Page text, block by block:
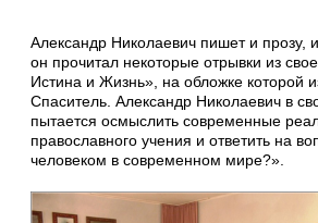
Александр Николаевич пишет и прозу,
он прочитал некоторые отрывки из
Истина и Жизнь», на обложке которой
Спаситель. Александр Николаевич в
пытается осмыслить современные
православного учения и ответить на
человеком в современном мире?».